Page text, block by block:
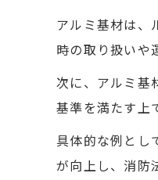
アルミ基材は、
時の取り扱いや
次に、アルミ基
基準を満たす上
具体的な例とし
が向上し、消防